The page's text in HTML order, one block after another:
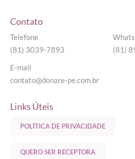
Contato
Telefone
(81) 3039-7893
(81)
E-mail
contato@donare-pe.com.br
Links Úteis
POLÍTICA DE PRIVACIDADE
QUERO SER RECEPTORA